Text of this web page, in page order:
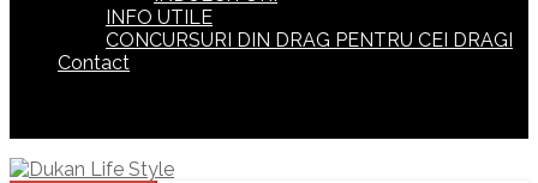
INFO UTILE
CONCURSURI DIN DRAG PENTRU CEI DRAGI
Contact